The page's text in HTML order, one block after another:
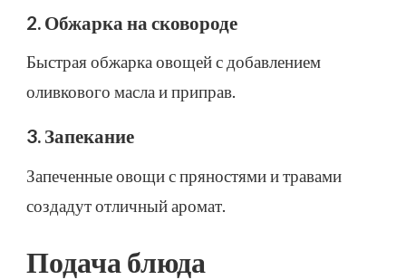
2. Обжарка на сковороде
Быстрая обжарка овощей с добавлением
оливкового масла и приправ.
3. Запекание
Запеченные овощи с пряностями и травами
создадут отличный аромат.
Подача блюда